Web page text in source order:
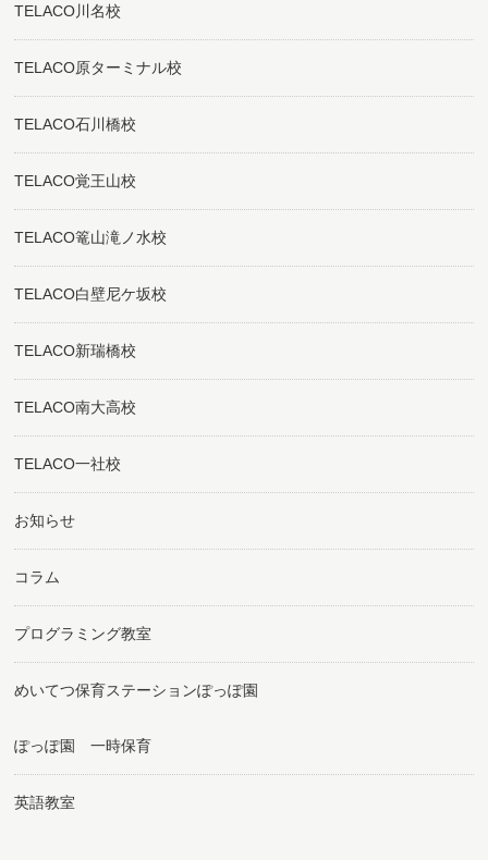
TELACO川名校
TELACO原ターミナル校
TELACO石川橋校
TELACO覚王山校
TELACO篭山滝ノ水校
TELACO白壁尼ケ坂校
TELACO新瑞橋校
TELACO南大高校
TELACO一社校
お知らせ
コラム
プログラミング教室
めいてつ保育ステーションぽっぽ園
ぽっぽ園 一時保育
英語教室